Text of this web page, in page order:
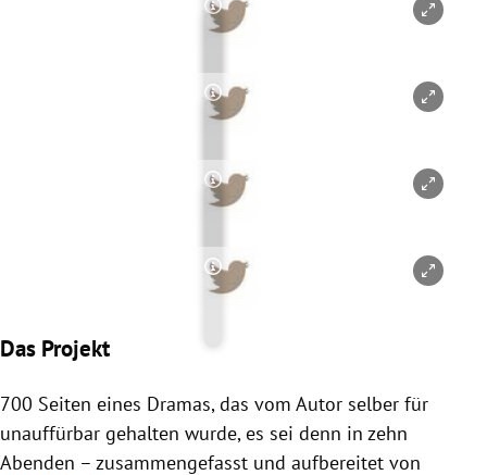
Copyright-Hinweis öffnen/
Copyright-Hinweis öffnen/
Copyright-Hinweis öffnen/
Copyright-Hinweis öffnen/
Das Projekt
700 Seiten eines Dramas, das vom Autor selber für
unauffürbar gehalten wurde, es sei denn in zehn
Abenden – zusammengefasst und aufbereitet von